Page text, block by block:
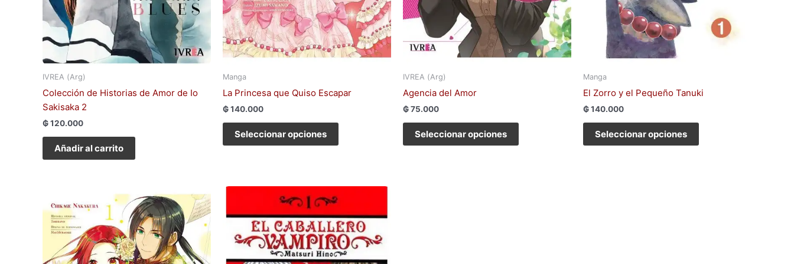
IVREA (Arg)
Colección de Historias de Amor de Io
Sakisaka 2
₲120.000
Añadir al carrito
Manga
La Princesa que Quiso Escapar
₲140.000
Seleccionar opciones
de
producto
IVREA (Arg)
Agencia del Amor
₲75.000
Seleccionar opciones
de
producto
Manga
El Zorro y el Pequeño Tanuki
₲140.000
Seleccionar opciones
producto
Este
producto
tiene
múltiples
variantes.
tiene
múltiples
variantes.